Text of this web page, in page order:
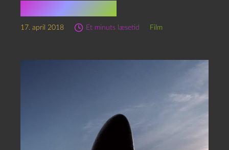
Arrival (2016)
17. april 2018 Et minuts læsetid Film